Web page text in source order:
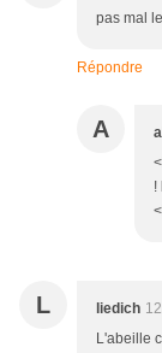
pas mal
Répondre
A
!
L liedich
L'abeille